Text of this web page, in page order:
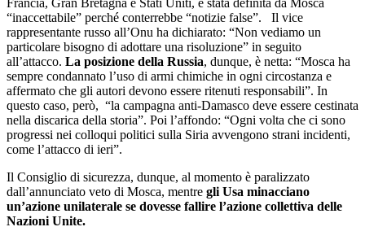
“inaccettabile” perché conterrebbe “notizie false”. Il vice
rappresentante russo all’Onu ha dichiarato: “Non vediamo un
particolare bisogno di adottare una risoluzione” in seguito
all’attacco. La posizione della Russia, dunque, è netta: “Mosca ha
sempre condannato l’uso di armi chimiche in ogni circostanza e
affermato che gli autori devono essere ritenuti responsabili”. In
questo caso, però, “la campagna anti-Damasco deve essere cestinata
nella discarica della storia”. Poi l’affondo: “Ogni volta che ci sono
progressi nei colloqui politici sulla Siria avvengono strani incidenti,
come l’attacco di ieri”.
Il Consiglio di sicurezza, dunque, al momento è paralizzato
dall’annunciato veto di Mosca, mentre gli Usa minacciano
un’azione unilaterale se dovesse fallire l’azione collettiva delle
Nazioni Unite.